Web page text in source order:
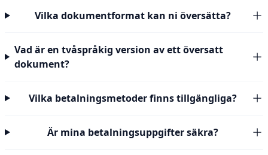
Vilka dokumentformat kan ni översätta?
Vad är en tvåspråkig version av ett översatt
dokument?
Vilka betalningsmetoder finns tillgängliga?
Är mina betalningsuppgifter säkra?